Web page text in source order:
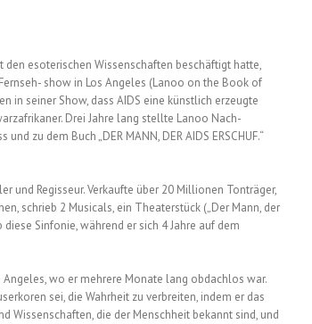
den esoterischen Wissenschaften beschäftigt hatte,
show in Los Angeles (Lanoo on the Book of
in seiner Show, dass AIDS eine künstlich erzeugte
Drei Jahre lang stellte Lanoo Nach-
zu dem Buch „DER MANN, DER AIDS ERSCHUF.“
und Regisseur. Verkaufte über 20 Millionen Tonträger,
schrieb 2 Musicals, ein Theaterstück („Der Mann, der
Sinfonie, während er sich 4 Jahre auf dem
wo er mehrere Monate lang obdachlos war.
sei, die Wahrheit zu verbreiten, indem er das
Wissenschaften, die der Menschheit bekannt sind, und